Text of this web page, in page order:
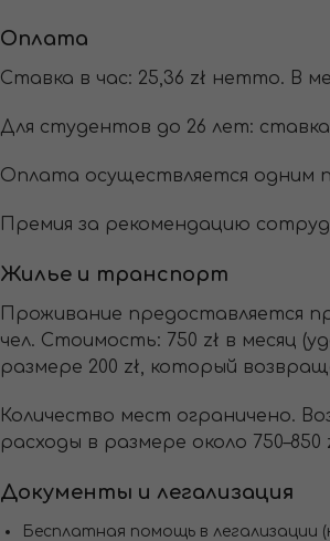
Оплата
Cтавка в час: 25,36 zł нетто. В
Для студентов до 26 лет:
Оплата осуществляется одним
Премия за рекомендацию
Жилье и транспорт
Проживание предоставляется
чел. Стоимость: 750 zł в месяц
размере 200 zł, который
Количество мест ограничено.
расходы в размере около 750–850
Документы и легализация
Бесплатная помощь в легализации